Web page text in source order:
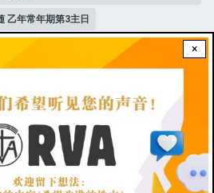
×
乙年常年期第3主日
中带点邪恶，身上穿著宫廷的小丑服，整
WITH US!